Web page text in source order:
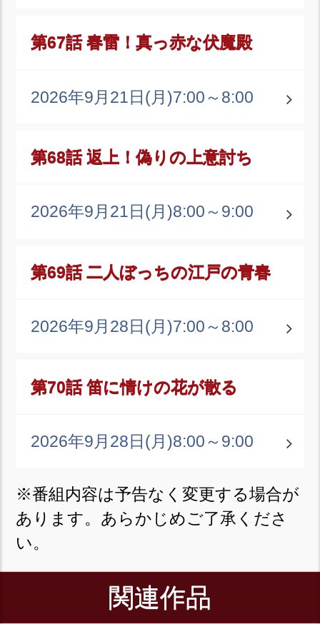
第67話 春雷！真っ赤な伏魔殿
2026年9月21日(月)7:00～8:00
第68話 返上！偽りの上意討ち
2026年9月21日(月)8:00～9:00
第69話 二人ぼっちの江戸の青春
2026年9月28日(月)7:00～8:00
第70話 笛に情けの花が散る
2026年9月28日(月)8:00～9:00
※番組内容は予告なく変更する場合が
あります。あらかじめご了承くださ
い。
関連作品